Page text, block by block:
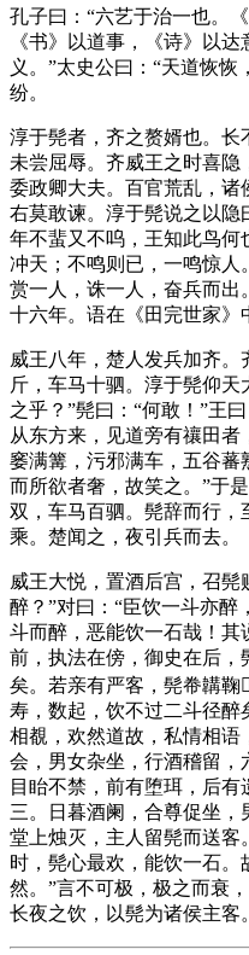
孔子曰：“六艺于治一也。
《书》以道事，《诗》以
义。”太史公曰：“天道恢
纷。
淳于髡者，齐之赘婿也。长
未尝屈辱。齐威王之时喜隐
委政卿大夫。百官荒乱，
右莫敢谏。淳于髡说之以隐
年不蜚又不呜，王知此鸟何
冲天；不鸣则已，一鸣惊人
赏一人，诛一人，奋兵而出
十六年。语在《田完世家》
威王八年，楚人发兵加齐
斤，车马十驷。淳于髡仰
之乎？”髡曰：“何敢！”王
从东方来，见道旁有禳田者
窭满篝，污邪满车，五谷蕃
而所欲者奢，故笑之。”于
双，车马百驷。髡辞而行
乘。楚闻之，夜引兵而去。
威王大悦，置酒后宫，召
醉？”对曰：“臣饮一斗亦醉
斗而醉，恶能饮一石哉！其
前，执法在傍，御史在后
矣。若亲有严客，髡帣韝鞠
寿，数起，饮不过二斗径醉
相覩，欢然道故，私情相语
会，男女杂坐，行酒稽留，
目眙不禁，前有堕珥，后
三。日暮酒阑，合尊促坐，
堂上烛灭，主人留髡而送客
时，髡心最欢，能饮一石
然。”言不可极，极之而衰
长夜之饮，以髡为诸侯主客